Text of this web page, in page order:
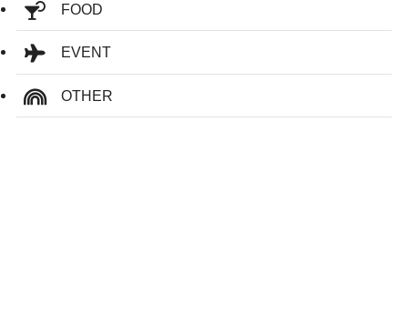
FOOD
EVENT
OTHER